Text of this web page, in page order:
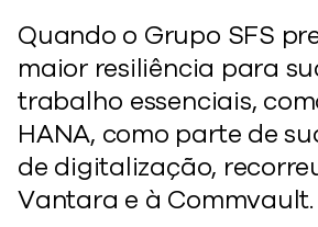
Quando o Grupo SFS
maior resiliência para
trabalho essenciais,
HANA, como parte de
de digitalização,
Vantara e à Commvault.